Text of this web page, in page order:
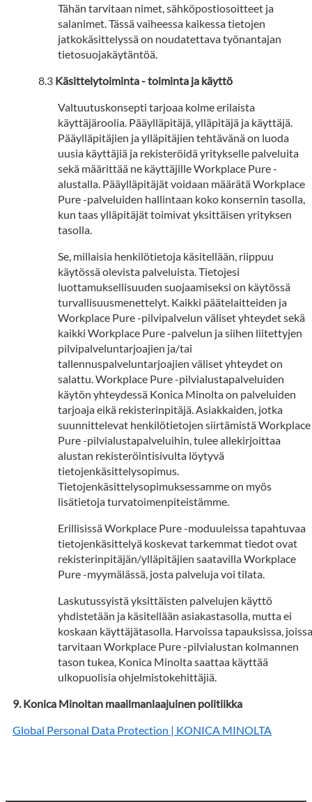
Tähän tarvitaan nimet, sähköpostiosoitteet ja
salanimet. Tässä vaiheessa kaikessa tietojen
jatkokäsittelyssä on noudatettava työnantajan
tietosuojakäytäntöä.
Käsittelytoiminta - toiminta ja käyttö
Valtuutuskonsepti tarjoaa kolme erilaista
käyttäjäroolia. Pääylläpitäjä, ylläpitäjä ja käyttäjä.
Pääylläpitäjien ja ylläpitäjien tehtävänä on luoda
uusia käyttäjiä ja rekisteröidä yritykselle palveluita
sekä määrittää ne käyttäjille Workplace Pure -
alustalla. Pääylläpitäjät voidaan määrätä Workplace
Pure -palveluiden hallintaan koko konsernin tasolla,
kun taas ylläpitäjät toimivat yksittäisen yrityksen
tasolla.
Se, millaisia henkilötietoja käsitellään, riippuu
käytössä olevista palveluista. Tietojesi
luottamuksellisuuden suojaamiseksi on käytössä
turvallisuusmenettelyt. Kaikki päätelaitteiden ja
Workplace Pure -pilvipalvelun väliset yhteydet sekä
kaikki Workplace Pure -palvelun ja siihen liitettyjen
pilvipalveluntarjoajien ja/tai
tallennuspalveluntarjoajien väliset yhteydet on
salattu. Workplace Pure -pilvialustapalveluiden
käytön yhteydessä Konica Minolta on palveluiden
tarjoaja eikä rekisterinpitäjä. Asiakkaiden, jotka
suunnittelevat henkilötietojen siirtämistä Workplace
Pure -pilvialustapalveluihin, tulee allekirjoittaa
alustan rekisteröintisivulta löytyvä
tietojenkäsittelysopimus.
Tietojenkäsittelysopimuksessamme on myös
lisätietoja turvatoimenpiteistämme.
Erillisissä Workplace Pure -moduuleissa tapahtuvaa
tietojenkäsittelyä koskevat tarkemmat tiedot ovat
rekisterinpitäjän/ylläpitäjien saatavilla Workplace
Pure -myymälässä, josta palveluja voi tilata.
Laskutussyistä yksittäisten palvelujen käyttö
yhdistetään ja käsitellään asiakastasolla, mutta ei
koskaan käyttäjätasolla. Harvoissa tapauksissa, joissa
tarvitaan Workplace Pure -pilvialustan kolmannen
tason tukea, Konica Minolta saattaa käyttää
ulkopuolisia ohjelmistokehittäjiä.
Konica Minoltan maailmanlaajuinen politiikka
Global Personal Data Protection | KONICA MINOLTA